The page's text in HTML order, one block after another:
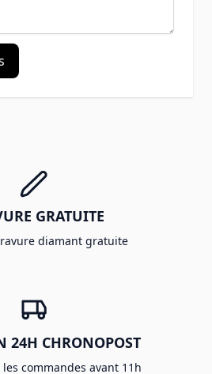
GRATUITE
diamant gratuite
24H CHRONOPOST
commandes avant 11h